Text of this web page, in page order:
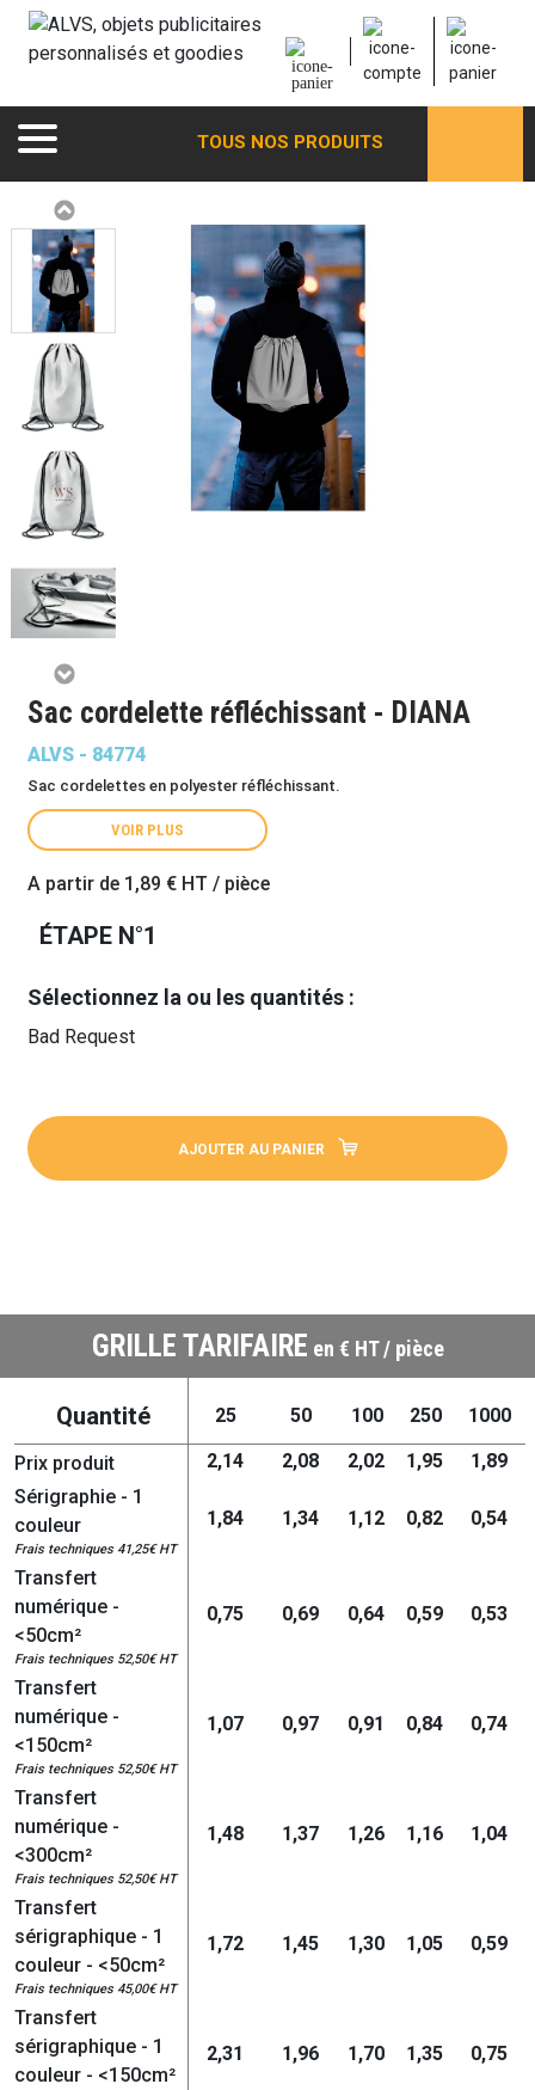
TOUS NOS PRODUITS
Sac cordelette réfléchissant - DIANA
ALVS - 84774
Sac cordelettes en polyester réfléchissant.
VOIR PLUS
A partir de 1,89 € HT / pièce
ÉTAPE N°1
Sélectionnez la ou les quantités :
Bad Request
AJOUTER AU PANIER
GRILLE TARIFAIRE en € HT / pièce
Quantité 25 50 100 250 1000
Prix produit 2,14 2,08 2,02 1,95
1,89
Sérigraphie - 1
couleur
Frais techniques 41,25€ HT
1,84 1,34 1,12 0,82 0,54
Transfert
numérique -
<50cm²
Frais techniques 52,50€ HT
0,75 0,69 0,64 0,59 0,53
Transfert
numérique -
<150cm²
Frais techniques 52,50€ HT
1,07 0,97 0,91 0,84 0,74
Transfert
numérique -
<300cm²
Frais techniques 52,50€ HT
1,48 1,37 1,26 1,16 1,04
Transfert
sérigraphique - 1
couleur - <50cm²
Frais techniques 45,00€ HT
1,72 1,45 1,30 1,05 0,59
Transfert
sérigraphique - 1
couleur - <150cm²
2,31 1,96 1,70 1,35 0,75